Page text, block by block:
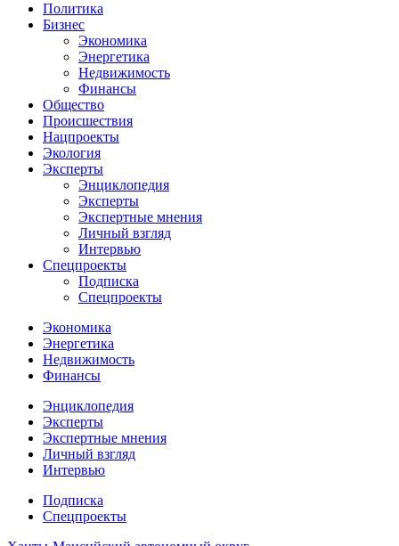
Политика
Бизнес
Экономика
Энергетика
Недвижимость
Финансы
Общество
Происшествия
Нацпроекты
Экология
Эксперты
Энциклопедия
Эксперты
Экспертные мнения
Личный взгляд
Интервью
Спецпроекты
Подписка
Спецпроекты
Экономика
Энергетика
Недвижимость
Финансы
Энциклопедия
Эксперты
Экспертные мнения
Личный взгляд
Интервью
Подписка
Спецпроекты